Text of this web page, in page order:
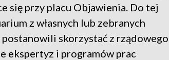
się przy placu Objawienia. Do tej
z własnych lub zebranych
postanowili skorzystać z rządowego
ekspertyz i programów prac